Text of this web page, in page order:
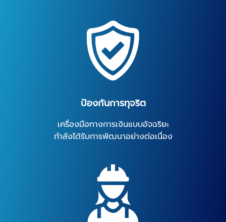
ป้องกันการทุจริต
เครื่องมือทางการเงินแบบอัจฉริยะ
กำลังได้รับการพัฒนาอย่างต่อเนื่อง